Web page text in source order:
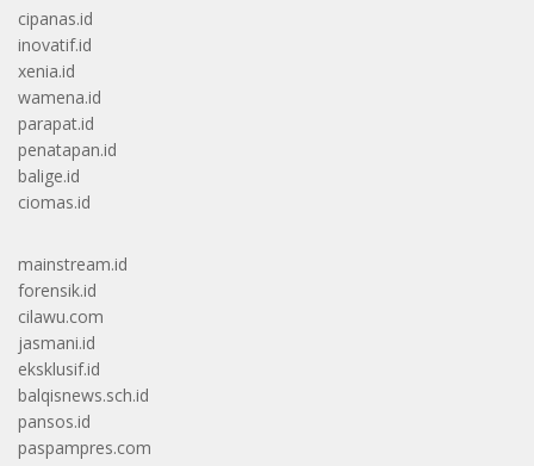
cipanas.id
inovatif.id
xenia.id
wamena.id
parapat.id
penatapan.id
balige.id
ciomas.id
mainstream.id
forensik.id
cilawu.com
jasmani.id
eksklusif.id
balqisnews.sch.id
pansos.id
paspampres.com